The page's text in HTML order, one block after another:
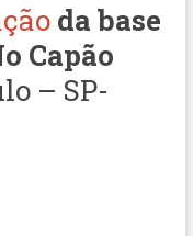
da base
Capão
– SP-